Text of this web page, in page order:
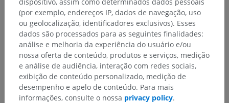
(por exemplo, endereços IP, dados de navegação, uso
ou geolocalização, identificadores exclusivos). Esses
dados são processados para as seguintes finalidades:
análise e melhoria da experiência do usuário e/ou
nossa oferta de conteúdo, produtos e serviços, medição
e análise de audiência, interação com redes sociais,
exibição de conteúdo personalizado, medição de
desempenho e apelo de conteúdo. Para mais
informações, consulte o nossa privacy policy.